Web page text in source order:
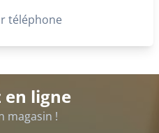
téléphone
en ligne
magasin !